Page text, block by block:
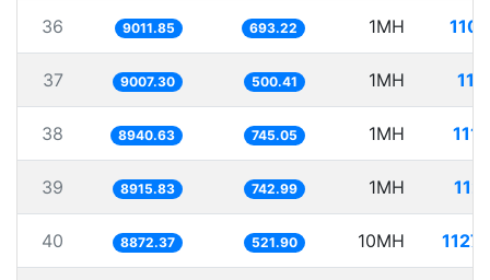
36 9011.85 693.22 1MH
37 9007.30 500.41 1MH
38 8940.63 745.05 1MH
39 8915.83 742.99 1MH
40 8872.37 521.90 10MH